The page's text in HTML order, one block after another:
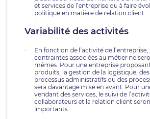
et services de l’entreprise ou à faire
politique en matière de relation client.
Variabilité des activités
En fonction de l’activité de l’entreprise,
contraintes associées au métier ne
mêmes. Pour une entreprise
produits, la gestion de la logistique,
processus administratifs ou des
sera davantage mise en avant. Pour
vendant des services, le suivi de
collaborateurs et la relation client
importants.